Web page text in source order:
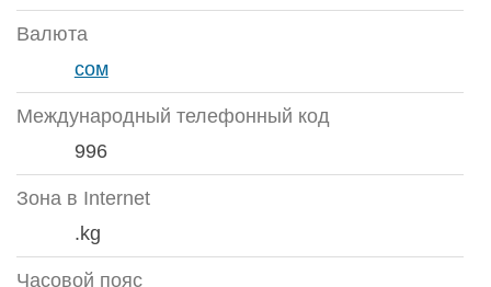
Валюта
сом
Международный телефонный код
996
Зона в Internet
.kg
Часовой пояс